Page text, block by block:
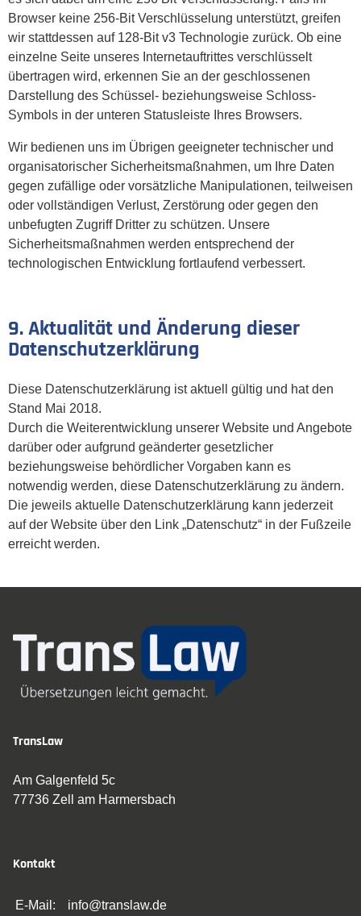
Browser keine 256-Bit Verschlüsselung unterstützt, greifen
wir stattdessen auf 128-Bit v3 Technologie zurück. Ob eine
einzelne Seite unseres Internetauftrittes verschlüsselt
übertragen wird, erkennen Sie an der geschlossenen
Darstellung des Schüssel- beziehungsweise Schloss-
Symbols in der unteren Statusleiste Ihres Browsers.
Wir bedienen uns im Übrigen geeigneter technischer und
organisatorischer Sicherheitsmaßnahmen, um Ihre Daten
gegen zufällige oder vorsätzliche Manipulationen, teilweisen
oder vollständigen Verlust, Zerstörung oder gegen den
unbefugten Zugriff Dritter zu schützen. Unsere
Sicherheitsmaßnahmen werden entsprechend der
technologischen Entwicklung fortlaufend verbessert.
9. Aktualität und Änderung dieser
Datenschutzerklärung
Diese Datenschutzerklärung ist aktuell gültig und hat den
Stand Mai 2018.
Durch die Weiterentwicklung unserer Website und Angebote
darüber oder aufgrund geänderter gesetzlicher
beziehungsweise behördlicher Vorgaben kann es
notwendig werden, diese Datenschutzerklärung zu ändern.
Die jeweils aktuelle Datenschutzerklärung kann jederzeit
auf der Website über den Link „Datenschutz“ in der Fußzeile
erreicht werden.
TransLaw
Am Galgenfeld 5c
77736 Zell am Harmersbach
Kontakt
E-Mail: info@translaw.de